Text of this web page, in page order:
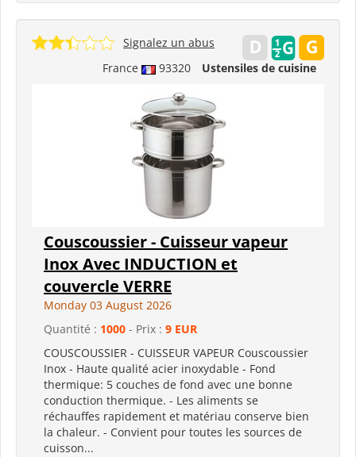
France 93320 Ustensiles de cuisine
Signalez un abus
Couscoussier - Cuisseur vapeur
Inox Avec INDUCTION et
couvercle VERRE
Monday 03 August 2026
Quantité : 1000 - Prix : 9 EUR
COUSCOUSSIER - CUISSEUR VAPEUR Couscoussier
Inox - Haute qualité acier inoxydable - Fond
thermique: 5 couches de fond avec une bonne
conduction thermique. - Les aliments se
réchauffes rapidement et matériau conserve bien
la chaleur. - Convient pour toutes les sources de
cuisson...